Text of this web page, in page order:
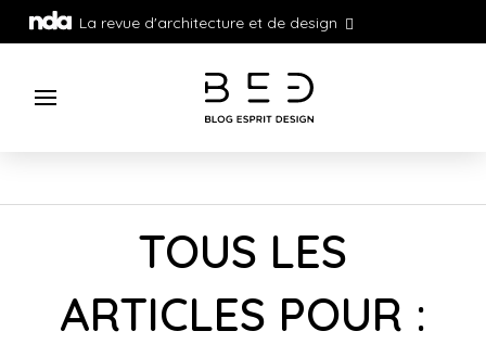
La revue d'architecture et de design
TOUS LES
ARTICLES POUR :